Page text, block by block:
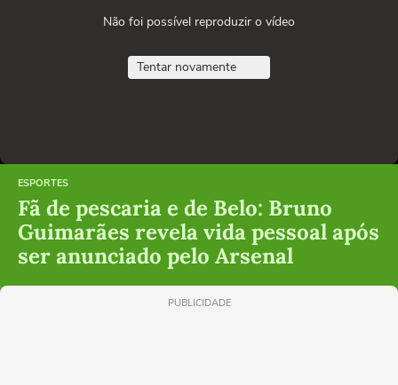
Não foi possível reproduzir o vídeo
Tentar novamente
ESPORTES
Fã de pescaria e de Belo: Bruno
Guimarães revela vida pessoal após
ser anunciado pelo Arsenal
PUBLICIDADE